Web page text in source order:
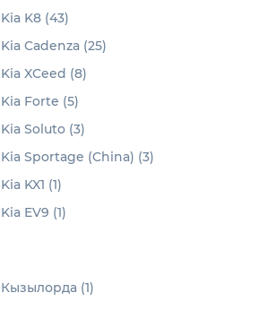
Kia K8 (43)
Kia Cadenza (25)
Kia XCeed (8)
Kia Forte (5)
Kia Soluto (3)
Kia Sportage (China) (3)
Kia KX1 (1)
Kia EV9 (1)
Кызылорда (1)